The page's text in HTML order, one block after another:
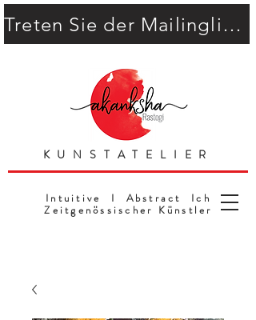
KUNSTATELIER
Intuitive I Abstract Ich
Zeitgenössischer Künstler
Treten Sie der Mailingliste bei